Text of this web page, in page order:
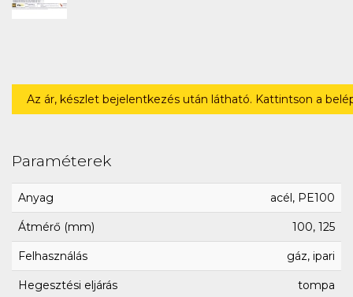
Az ár, készlet bejelentkezés után látható. Kattintson a
Paraméterek
Anyag acél, PE100
Átmérő (mm) 100, 125
Felhasználás gáz, ipari
Hegesztési eljárás tompa